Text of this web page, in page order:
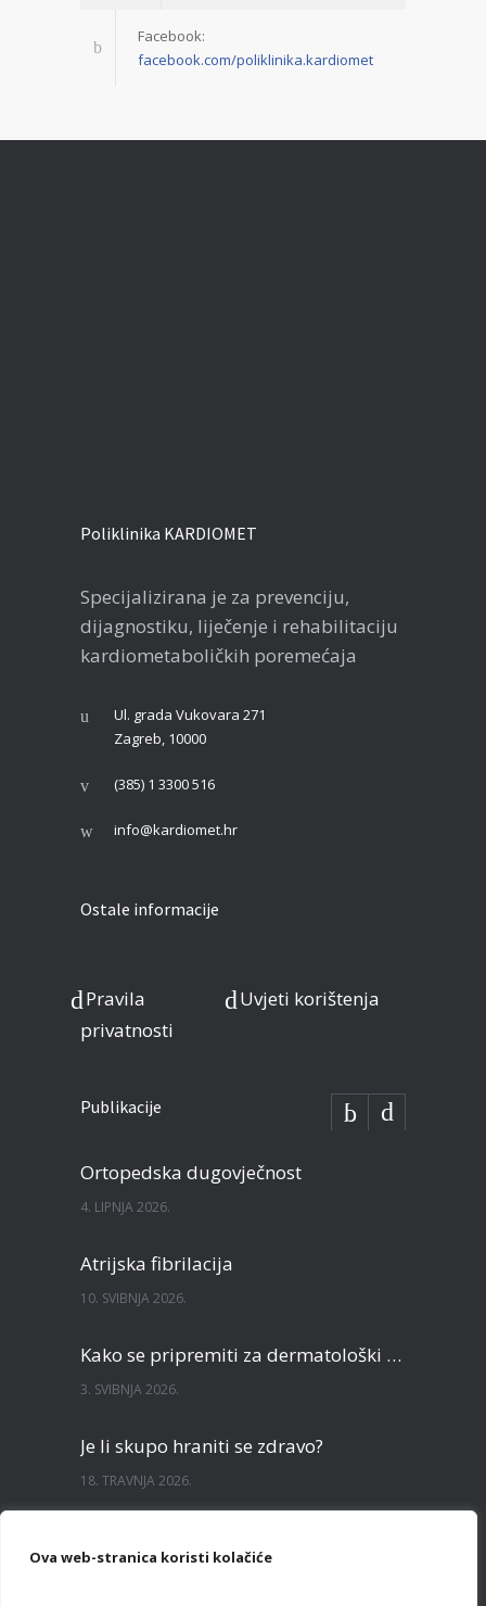
Ova web-stranica koristi kolačiće
Facebook:
facebook.com/poliklinika.kardiomet
Poliklinika KARDIOMET
Specijalizirana je za prevenciju,
dijagnostiku, liječenje i rehabilitaciju
kardiometaboličkih poremećaja
Ul. grada Vukovara 271
Zagreb, 10000
(385) 1 3300 516
info@kardiomet.hr
Ostale informacije
Pravila
privatnosti
Uvjeti korištenja
Publikacije
Ortopedska dugovječnost
4. LIPNJA 2026.
Atrijska fibrilacija
10. SVIBNJA 2026.
Kako se pripremiti za dermatološki pregled?
3. SVIBNJA 2026.
Je li skupo hraniti se zdravo?
18. TRAVNJA 2026.